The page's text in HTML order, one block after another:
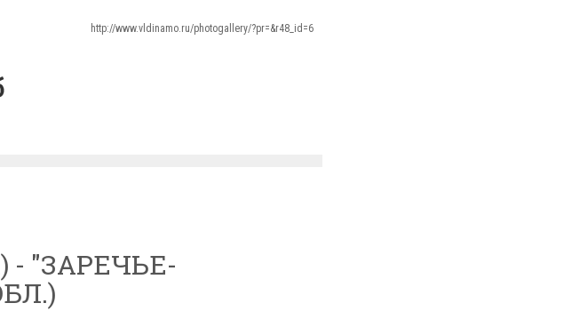
http://www.vldinamo.ru/photogallery/?pr=&r48_id=6
"ЗАРЕЧЬЕ-